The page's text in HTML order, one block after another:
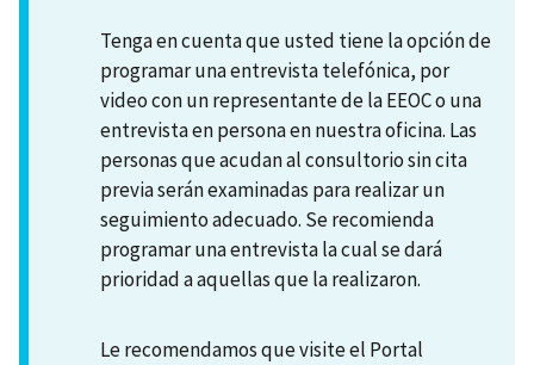
Tenga en cuenta que usted tiene la opción de
programar una entrevista telefónica, por
video con un representante de la EEOC o una
entrevista en persona en nuestra oficina. Las
personas que acudan al consultorio sin cita
previa serán examinadas para realizar un
seguimiento adecuado. Se recomienda
programar una entrevista la cual se dará
prioridad a aquellas que la realizaron.
Le recomendamos que visite el Portal